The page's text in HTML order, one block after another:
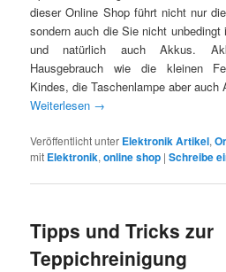
dieser Online Shop führt nicht nur
sondern auch die Sie nicht
und natürlich auch Akkus.
Hausgebrauch wie die kleinen
Kindes, die Taschenlampe aber auch
Weiterlesen →
Veröffentlicht unter Elektronik Artikel,
mit Elektronik,online shop |Schreibe
Tipps und Tricks zur
Teppichreinigung